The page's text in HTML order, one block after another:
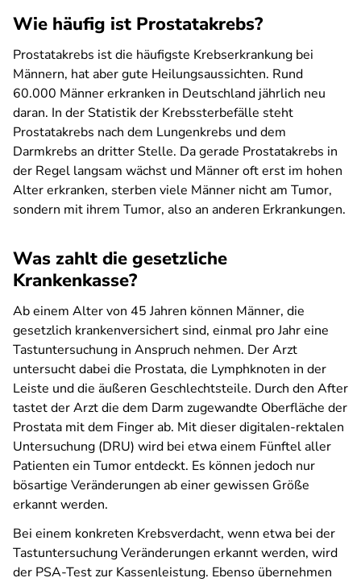
Wie häufig ist Prostatakrebs?
Prostatakrebs ist die häufigste Krebserkrankung bei
Männern, hat aber gute Heilungsaussichten. Rund
60.000 Männer erkranken in Deutschland jährlich neu
daran. In der Statistik der Krebssterbefälle steht
Prostatakrebs nach dem Lungenkrebs und dem
Darmkrebs an dritter Stelle. Da gerade Prostatakrebs in
der Regel langsam wächst und Männer oft erst im hohen
Alter erkranken, sterben viele Männer nicht am Tumor,
sondern mit ihrem Tumor, also an anderen Erkrankungen.
Was zahlt die gesetzliche
Krankenkasse?
Ab einem Alter von 45 Jahren können Männer, die
gesetzlich krankenversichert sind, einmal pro Jahr eine
Tastuntersuchung in Anspruch nehmen. Der Arzt
untersucht dabei die Prostata, die Lymphknoten in der
Leiste und die äußeren Geschlechtsteile. Durch den After
tastet der Arzt die dem Darm zugewandte Oberfläche der
Prostata mit dem Finger ab. Mit dieser digitalen-rektalen
Untersuchung (DRU) wird bei etwa einem Fünftel aller
Patienten ein Tumor entdeckt. Es können jedoch nur
bösartige Veränderungen ab einer gewissen Größe
erkannt werden.
Bei einem konkreten Krebsverdacht, wenn etwa bei der
Tastuntersuchung Veränderungen erkannt werden, wird
der PSA-Test zur Kassenleistung. Ebenso übernehmen